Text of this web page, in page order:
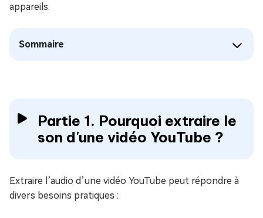
appareils.
Sommaire
Partie 1. Pourquoi extraire le
son d'une vidéo YouTube ?
Extraire l’audio d’une vidéo YouTube peut répondre à
divers besoins pratiques :